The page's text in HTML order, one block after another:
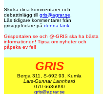
Skicka dina kommentarer och
debattinlägg till gris@agrar.se
Läs tidigare kommentarer från
grisuppfödare på denna länk
Grisportalen.se och @-GRIS ska ha bästa
informationen! Tipsa om nyheter och
påpeka ev fel!
GRIS
Berga 311, S-692 93. Kumla
Lars-Gunnar Lannhard
070-6636090
gris@agrar.se